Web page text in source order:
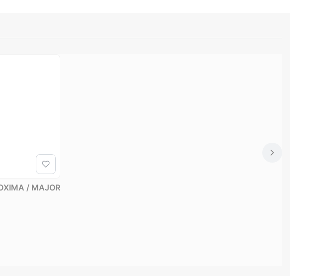
/ MAJOR